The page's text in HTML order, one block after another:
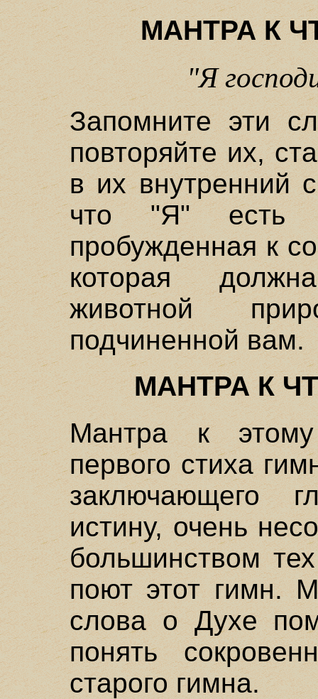
МАНТРА К
"Я
Запомните эти
повторяйте их,
в их внутренний
что "Я" есть
пробужденная к
которая
животной
подчиненной вам.
МАНТРА К
Мантра к
первого стиха
заключающего
истину, очень
большинством
поют этот гимн.
слова о Духе
понять
старого гимна.